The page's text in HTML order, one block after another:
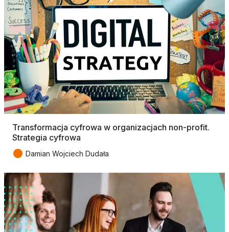
Transformacja cyfrowa w organizacjach non-profit.
Strategia cyfrowa
● Damian Wojciech Dudała